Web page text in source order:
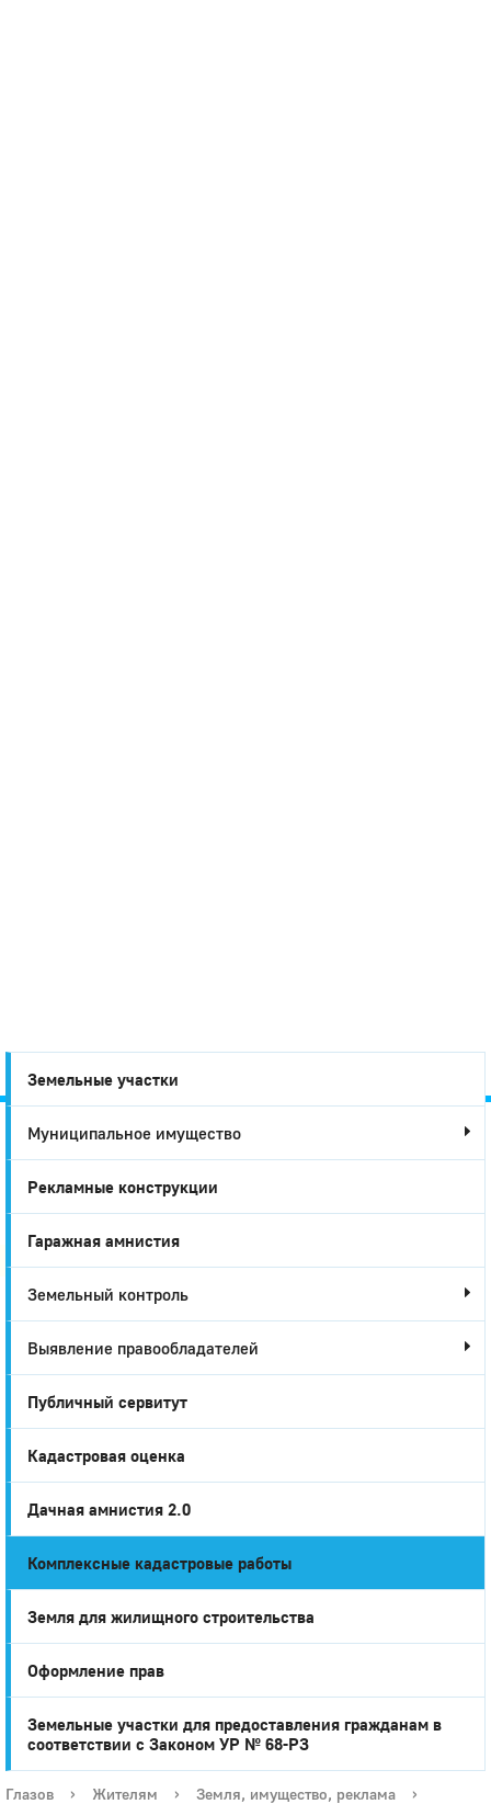
Город
Глазов
Земельные участки
Муниципальное имущество
Рекламные конструкции
Гаражная амнистия
Земельный контроль
Выявление правообладателей
Публичный сервитут
Кадастровая оценка
Дачная амнистия 2.0
Комплексные кадастровые работы
Земля для жилищного строительства
Оформление прав
Земельные участки для предоставления гражданам в
соответствии с Законом УР № 68-РЗ
Глазов › Жителям › Земля, имущество, реклама
›